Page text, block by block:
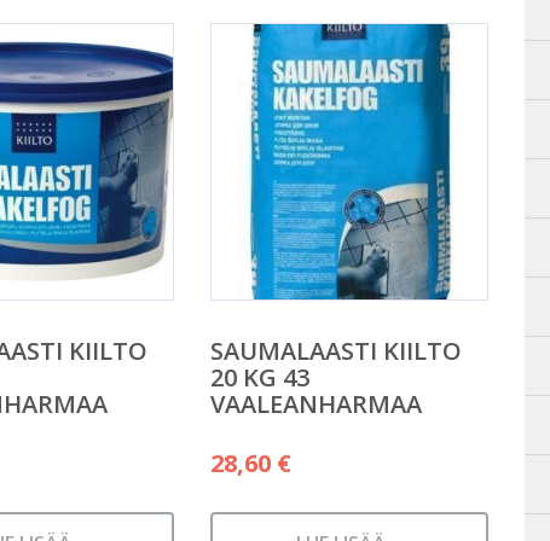
KIILTO
SAUMALAASTI KIILTO
20 KG 43
VAALEANHARMAA
28,60 €